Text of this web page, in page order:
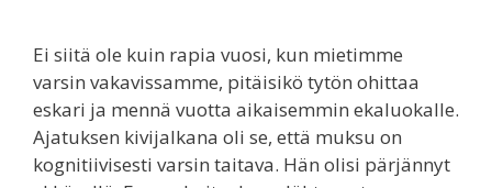
Ei siitä ole kuin rapia vuosi, kun mietimme
varsin vakavissamme, pitäisikö tytön ohittaa
eskari ja mennä vuotta aikaisemmin ekaluokalle.
Ajatuksen kivijalkana oli se, että muksu on
kognitiivisesti varsin taitava. Hän olisi pärjännyt